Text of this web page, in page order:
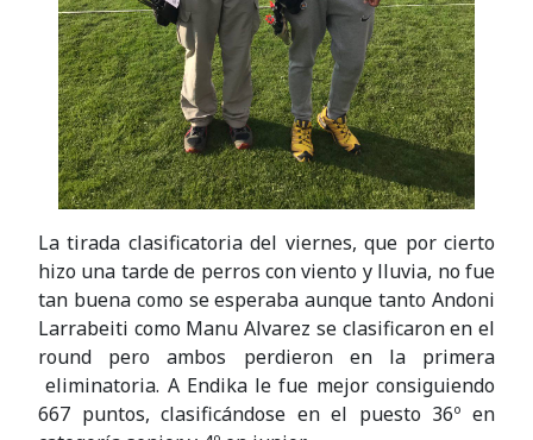
La tirada clasificatoria del viernes, que por cierto
hizo una tarde de perros con viento y lluvia, no fue
tan buena como se esperaba aunque tanto Andoni
Larrabeiti como Manu Alvarez se clasificaron en el
round pero ambos perdieron en la primera
eliminatoria. A Endika le fue mejor consiguiendo
667 puntos, clasificándose en el puesto 36º en